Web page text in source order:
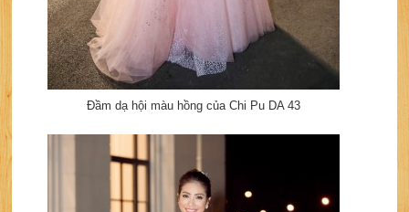
Đầm dạ hội màu hồng của Chi Pu DA 43